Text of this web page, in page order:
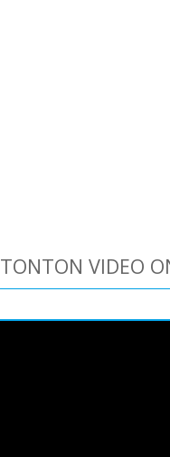
TONTON VIDEO